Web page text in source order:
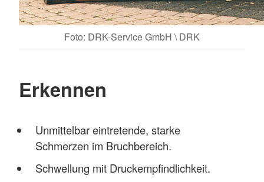
Foto: DRK-Service GmbH \ DRK
Erkennen
Unmittelbar eintretende, starke
Schmerzen im Bruchbereich.
Schwellung mit Druckempfindlichkeit.